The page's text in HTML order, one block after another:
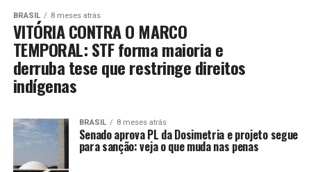
BRASIL 8 meses atrás
VITÓRIA CONTRA O MARCO
TEMPORAL: STF forma maioria e
derruba tese que restringe direitos
indígenas
BRASIL 8 meses atrás
Senado aprova PL da Dosimetria e projeto segue
para sanção: veja o que muda nas penas